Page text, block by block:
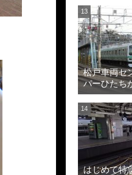
松戸車両セ
パーひたち
はじめて特